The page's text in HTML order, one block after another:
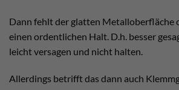
Dann fehlt der glatten Metalloberfläche
einen ordentlichen Halt. D.h. besser
leicht versagen und nicht halten.
Allerdings betrifft das dann auch